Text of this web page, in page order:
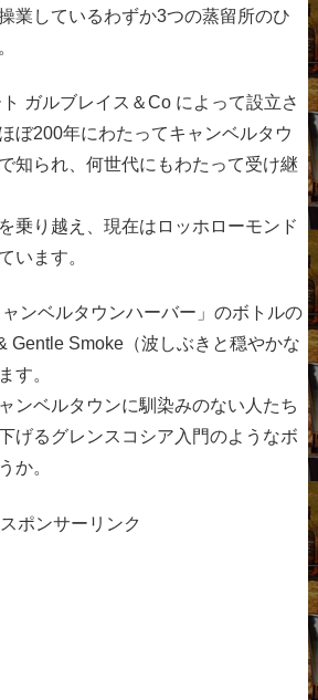
業しているわずか3つの蒸留所のひ
ガルブレイス＆Co によって設立さ
ぼ200年にわたってキャンベルタウ
知られ、何世代にもわたって受け継
乗り越え、現在はロッホローモンド
います。
ャンベルタウンハーバー」のボトルの
Gentle Smoke（波しぶきと穏やかな
す。
ンベルタウンに馴染みのない人たち
げるグレンスコシア入門のようなボ
か。
スポンサーリンク